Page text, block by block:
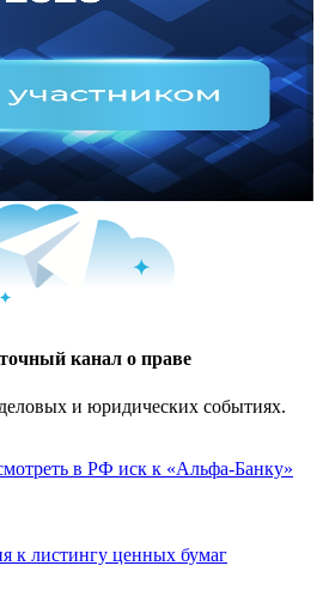
канал о праве
и юридических событиях.
в РФ иск к «Альфа-Банку»
к листингу ценных бумаг